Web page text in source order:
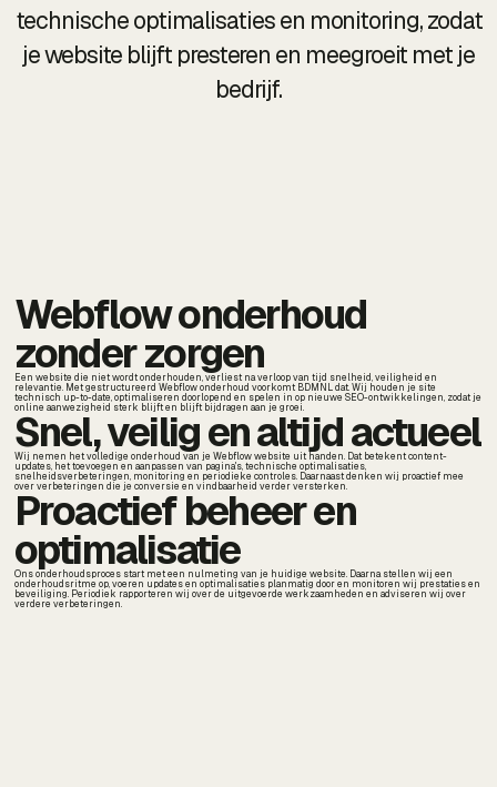
technische optimalisaties en monitoring, zodat
je website blijft presteren en meegroeit met je
bedrijf.
Webflow onderhoud
zonder zorgen
Een website die niet wordt onderhouden, verliest na verloop van tijd snelheid, veiligheid en
relevantie. Met gestructureerd Webflow onderhoud voorkomt BDMNL dat. Wij houden je site
technisch up-to-date, optimaliseren doorlopend en spelen in op nieuwe SEO-ontwikkelingen, zodat je
online aanwezigheid sterk blijft en blijft bijdragen aan je groei.
Snel, veilig en altijd actueel
Wij nemen het volledige onderhoud van je Webflow website uit handen. Dat betekent content-
updates, het toevoegen en aanpassen van pagina's, technische optimalisaties,
snelheidsverbeteringen, monitoring en periodieke controles. Daarnaast denken wij proactief mee
over verbeteringen die je conversie en vindbaarheid verder versterken.
Proactief beheer en
optimalisatie
Ons onderhoudsproces start met een nulmeting van je huidige website. Daarna stellen wij een
onderhoudsritme op, voeren updates en optimalisaties planmatig door en monitoren wij prestaties en
beveiliging. Periodiek rapporteren wij over de uitgevoerde werkzaamheden en adviseren wij over
verdere verbeteringen.